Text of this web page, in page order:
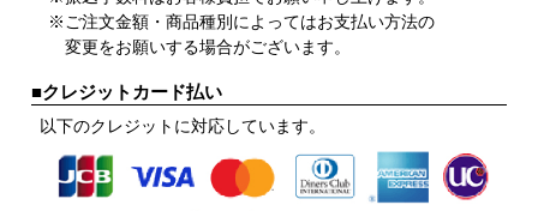
※ご注文金額・商品種別によってはお支払い方法の
変更をお願いする場合がございます。
■クレジットカード払い
以下のクレジットに対応しています。